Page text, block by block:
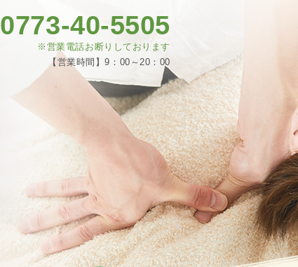
0773-40-5505
※営業電話お断りしております
【営業時間】9：00～20：00